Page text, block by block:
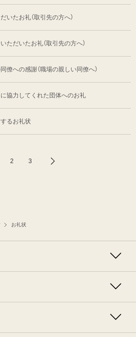
だいたお礼（取引先の方へ）
いただいたお礼（取引先の方へ）
同僚への感謝（職場の親しい同僚へ）
に協力してくれた 団体へのお礼
するお礼状
2 3
お礼状